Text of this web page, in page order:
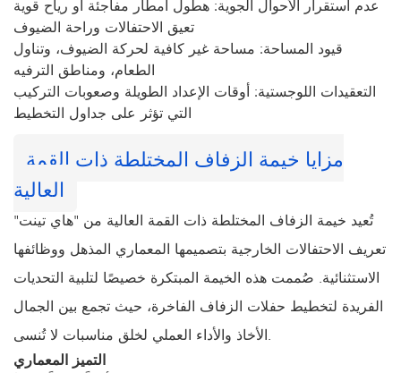
عدم استقرار الأحوال الجوية: هطول أمطار مفاجئة أو رياح قوية
تعيق الاحتفالات وراحة الضيوف
قيود المساحة: مساحة غير كافية لحركة الضيوف، وتناول
الطعام، ومناطق الترفيه
التعقيدات اللوجستية: أوقات الإعداد الطويلة وصعوبات التركيب
التي تؤثر على جداول التخطيط
مزايا خيمة الزفاف المختلطة ذات القمة
العالية
تُعيد خيمة الزفاف المختلطة ذات القمة العالية من "هاي تينت"
تعريف الاحتفالات الخارجية بتصميمها المعماري المذهل ووظائفها
الاستثنائية. صُممت هذه الخيمة المبتكرة خصيصًا لتلبية التحديات
الفريدة لتخطيط حفلات الزفاف الفاخرة، حيث تجمع بين الجمال
الأخاذ والأداء العملي لخلق مناسبات لا تُنسى.
التميز المعماري